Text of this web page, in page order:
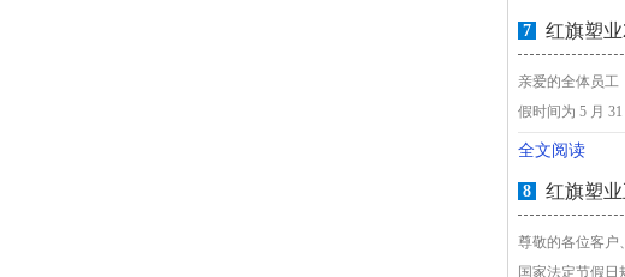
7 红旗塑
亲爱的全体员工
假时间为 5 月 31
全文阅读
8 红旗塑
尊敬的各位客户
国家法定节假日